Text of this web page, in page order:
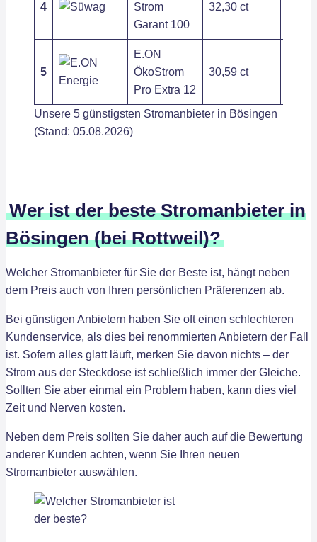
4
Strom
Garant 100
32,30 ct
5
E.ON
ÖkoStrom
Pro Extra 12
30,59 ct
Unsere 5 günstigsten Stromanbieter in Bösingen
(Stand: 05.08.2026)
Wer ist der beste Stromanbieter in
Bösingen (bei Rottweil)?
Welcher Stromanbieter für Sie der Beste ist, hängt neben
dem Preis auch von Ihren persönlichen Präferenzen ab.
Bei günstigen Anbietern haben Sie oft einen schlechteren
Kundenservice, als dies bei renommierten Anbietern der Fall
ist. Sofern alles glatt läuft, merken Sie davon nichts – der
Strom aus der Steckdose ist schließlich immer der Gleiche.
Sollten Sie aber einmal ein Problem haben, kann dies viel
Zeit und Nerven kosten.
Neben dem Preis sollten Sie daher auch auf die Bewertung
anderer Kunden achten, wenn Sie Ihren neuen
Stromanbieter auswählen.